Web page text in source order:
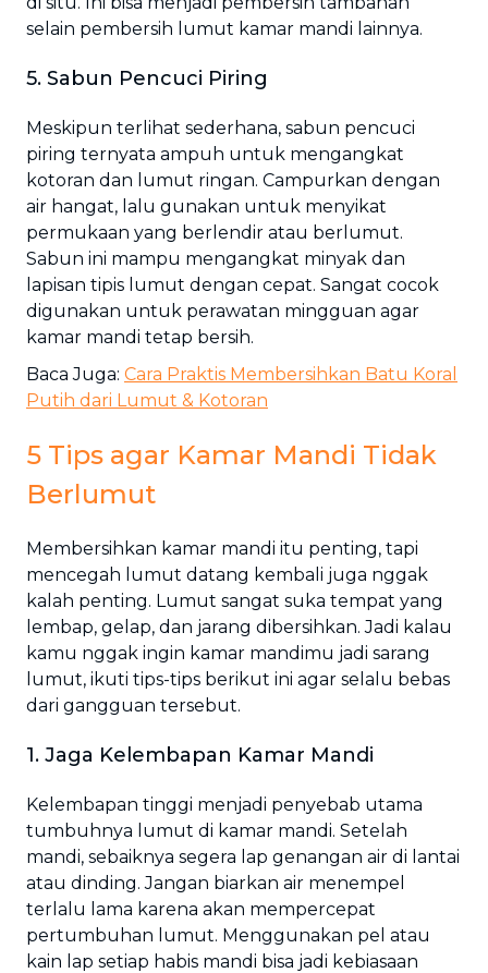
selain pembersih lumut kamar mandi lainnya.
5. Sabun Pencuci Piring
Meskipun terlihat sederhana, sabun pencuci
piring ternyata ampuh untuk mengangkat
kotoran dan lumut ringan. Campurkan dengan
air hangat, lalu gunakan untuk menyikat
permukaan yang berlendir atau berlumut.
Sabun ini mampu mengangkat minyak dan
lapisan tipis lumut dengan cepat. Sangat cocok
digunakan untuk perawatan mingguan agar
kamar mandi tetap bersih.
Baca Juga: Cara Praktis Membersihkan Batu Koral
Putih dari Lumut & Kotoran
5 Tips agar Kamar Mandi Tidak
Berlumut
Membersihkan kamar mandi itu penting, tapi
mencegah lumut datang kembali juga nggak
kalah penting. Lumut sangat suka tempat yang
lembap, gelap, dan jarang dibersihkan. Jadi kalau
kamu nggak ingin kamar mandimu jadi sarang
lumut, ikuti tips-tips berikut ini agar selalu bebas
dari gangguan tersebut.
1. Jaga Kelembapan Kamar Mandi
Kelembapan tinggi menjadi penyebab utama
tumbuhnya lumut di kamar mandi. Setelah
mandi, sebaiknya segera lap genangan air di lantai
atau dinding. Jangan biarkan air menempel
terlalu lama karena akan mempercepat
pertumbuhan lumut. Menggunakan pel atau
kain lap setiap habis mandi bisa jadi kebiasaan